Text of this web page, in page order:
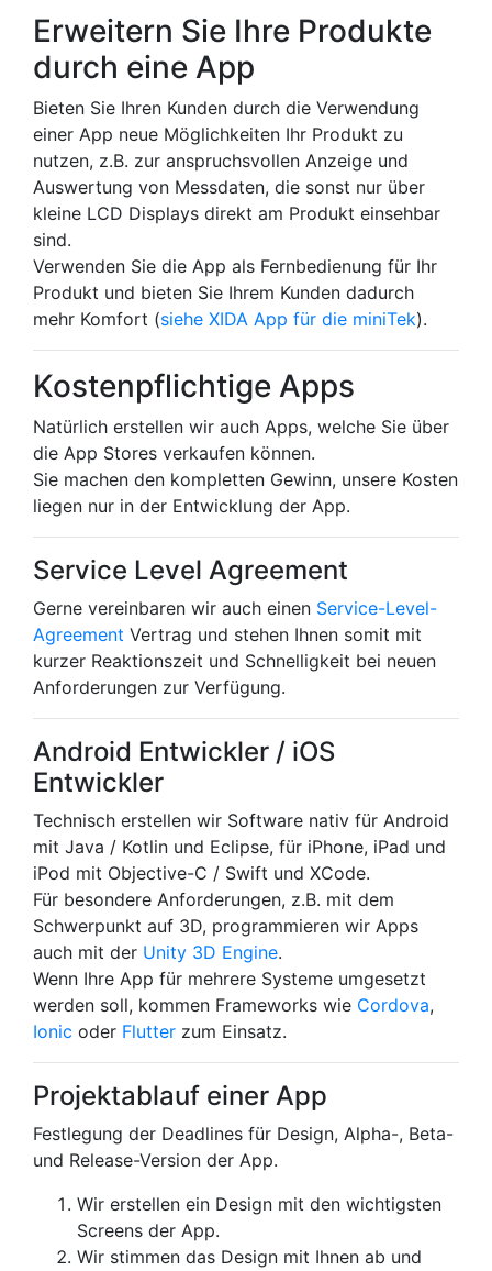
Erweitern Sie Ihre Produkte
durch eine App
Bieten Sie Ihren Kunden durch die Verwendung
einer App neue Möglichkeiten Ihr Produkt zu
nutzen, z.B. zur anspruchsvollen Anzeige und
Auswertung von Messdaten, die sonst nur über
kleine LCD Displays direkt am Produkt einsehbar
sind.
Verwenden Sie die App als Fernbedienung für Ihr
Produkt und bieten Sie Ihrem Kunden dadurch
mehr Komfort (siehe XIDA App für die miniTek).
Kostenpflichtige Apps
Natürlich erstellen wir auch Apps, welche Sie über
die App Stores verkaufen können.
Sie machen den kompletten Gewinn, unsere Kosten
liegen nur in der Entwicklung der App.
Service Level Agreement
Gerne vereinbaren wir auch einen Service-Level-
Agreement Vertrag und stehen Ihnen somit mit
kurzer Reaktionszeit und Schnelligkeit bei neuen
Anforderungen zur Verfügung.
Android Entwickler / iOS
Entwickler
Technisch erstellen wir Software nativ für Android
mit Java / Kotlin und Eclipse, für iPhone, iPad und
iPod mit Objective-C / Swift und XCode.
Für besondere Anforderungen, z.B. mit dem
Schwerpunkt auf 3D, programmieren wir Apps
auch mit der Unity 3D Engine.
Wenn Ihre App für mehrere Systeme umgesetzt
werden soll, kommen Frameworks wie Cordova,
Ionic oder Flutter zum Einsatz.
Projektablauf einer App
Festlegung der Deadlines für Design, Alpha-, Beta-
und Release-Version der App.
Wir erstellen ein Design mit den wichtigsten
Screens der App.
Wir stimmen das Design mit Ihnen ab und